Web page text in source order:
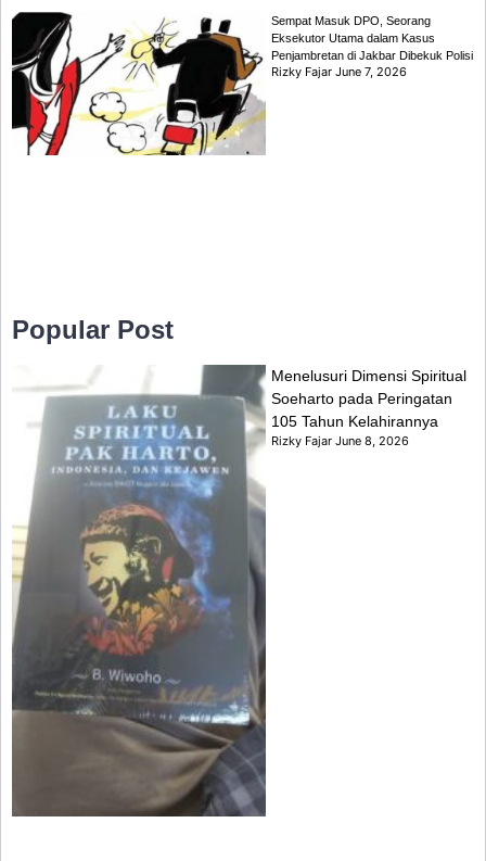
Sempat Masuk DPO, Seorang
Eksekutor Utama dalam Kasus
Penjambretan di Jakbar Dibekuk Polisi
Rizky FajarJune 7, 2026
Popular Post
Menelusuri Dimensi Spiritual
Soeharto pada Peringatan
105 Tahun Kelahirannya
Rizky FajarJune 8, 2026